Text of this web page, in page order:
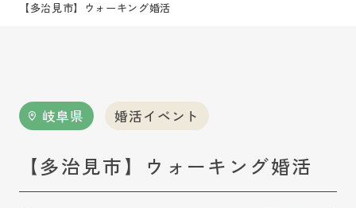
【多治見市】ウォーキング婚活
岐阜県 婚活イベント
【多治見市】ウォーキング婚活